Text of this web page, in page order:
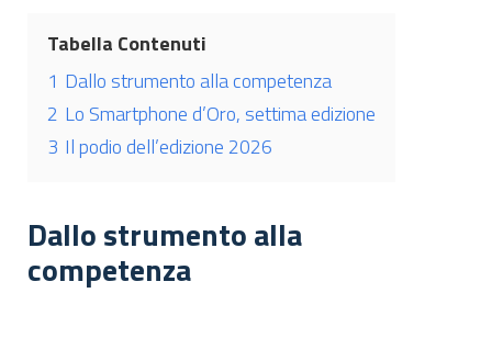
Tabella Contenuti
1 Dallo strumento alla competenza
2 Lo Smartphone d’Oro, settima edizione
3 Il podio dell’edizione 2026
Dallo strumento alla
competenza